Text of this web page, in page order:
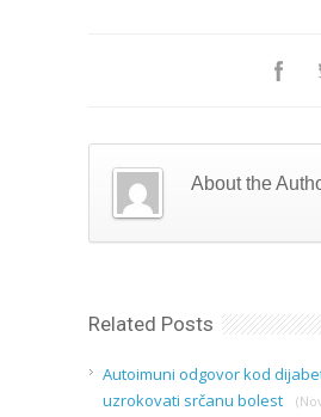
About the
Related Posts
Autoimuni odgovor kod
uzrokovati srčanu bolest